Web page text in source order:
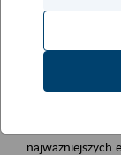
obsługa klientów
Opis wydarzenia
Platforma
najważniejszych